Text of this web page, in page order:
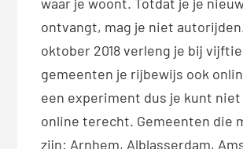
ontvangt, mag je niet
oktober 2018 verleng je bij
gemeenten je rijbewijs ook
een experiment dus je kunt niet
online terecht. Gemeenten die
zijn: Arnhem, Alblasserdam,